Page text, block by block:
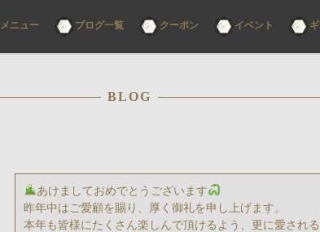
コ
ン
ン
キ
メニュー ブログ一覧 クーポン イベント
BLOG
あけましておめでとうございます
昨年中はご愛顧を賜り、厚く御礼を申し上げます。
本年も皆様にたくさん楽しんで頂けるよう、更に愛され